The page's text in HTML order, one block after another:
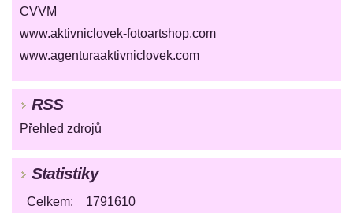
CVVM
www.aktivniclovek-fotoartshop.com
www.agenturaaktivniclovek.com
RSS
Přehled zdrojů
Statistiky
Celkem:
1791610